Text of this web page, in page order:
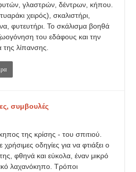
γλαστρών, δέντρων, κήπου.
χειρός), σκαλιστήρι,
φυτευτήρι. Το σκάλισμα βοηθά
του εδάφους και την
της λίπανσης.
συμβουλές
της κρίσης - του σπιτιού.
οδηγίες για να φτιάξει ο
φθηνά και εύκολα, έναν μικρό
λαχανόκηπο. Τρόποι